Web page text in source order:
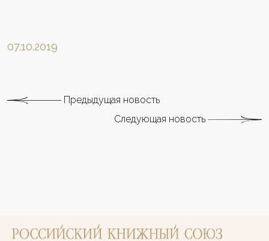
07.10.2019
Предыдущая новость
Следующая новость